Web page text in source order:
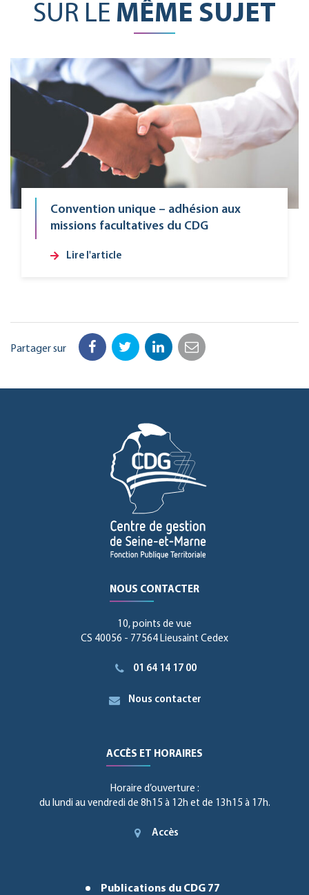
SUR LE MÊME SUJET
Convention unique – adhésion aux
missions facultatives du CDG
Lire l'article
Partager sur Facebook
TwitterLinkedIn
Email
NOUS CONTACTER
10, points de vue
CS 40056 - 77564 Lieusaint Cedex
01 64 14 17 00
Nous contacter
ACCÈS ET HORAIRES
Horaire d’ouverture :
du lundi au vendredi de 8h15 à 12h et de 13h15 à 17h.
Accès
Publications du CDG 77